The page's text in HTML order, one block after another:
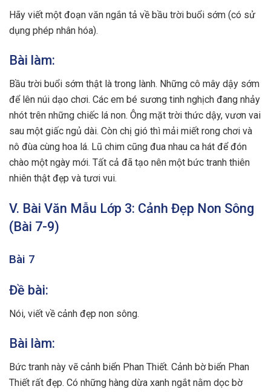
Hãy viết một đoạn văn ngắn tả về bầu trời buổi sớm (có sử
dụng phép nhân hóa).
Bài làm:
Bầu trời buổi sớm thật là trong lành. Những cô mây dậy sớm
để lên núi dạo chơi. Các em bé sương tinh nghịch đang nhảy
nhót trên những chiếc lá non. Ông mặt trời thức dậy, vươn vai
sau một giấc ngủ dài. Còn chị gió thì mải miết rong chơi và
nô đùa cùng hoa lá. Lũ chim cũng đua nhau ca hát để đón
chào một ngày mới. Tất cả đã tạo nên một bức tranh thiên
nhiên thật đẹp và tươi vui.
V. Bài Văn Mẫu Lớp 3: Cảnh Đẹp Non Sông
(Bài 7-9)
Bài 7
Đề bài:
Nói, viết về cảnh đẹp non sông.
Bài làm:
Bức tranh này vẽ cảnh biển Phan Thiết. Cảnh bờ biển Phan
Thiết rất đẹp. Có những hàng dừa xanh ngắt nằm dọc bờ